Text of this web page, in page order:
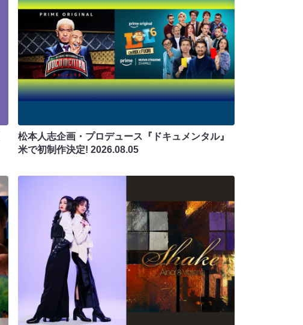
松本人志企画・プロデュース『ドキュメンタル』
米で初制作決定! 2026.08.05